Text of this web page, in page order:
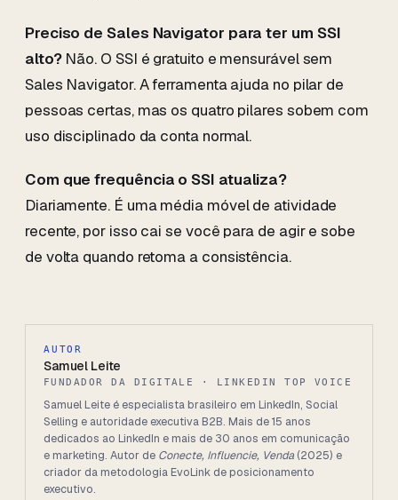
Preciso de Sales Navigator para ter um SSI
alto?Não. O SSI é gratuito e mensurável sem
Sales Navigator. A ferramenta ajuda no pilar de
pessoas certas, mas os quatro pilares sobem com
uso disciplinado da conta normal.
Com que frequência o SSI atualiza?
Diariamente. É uma média móvel de atividade
recente, por isso cai se você para de agir e sobe
de volta quando retoma a consistência.
AUTOR
Samuel Leite
FUNDADOR DA DIGITALE · LINKEDIN TOP VOICE
Samuel Leite é especialista brasileiro em LinkedIn, Social
Selling e autoridade executiva B2B. Mais de 15 anos
dedicados ao LinkedIn e mais de 30 anos em comunicação
e marketing. Autor de Conecte, Influencie, Venda (2025) e
criador da metodologia EvoLink de posicionamento
executivo.